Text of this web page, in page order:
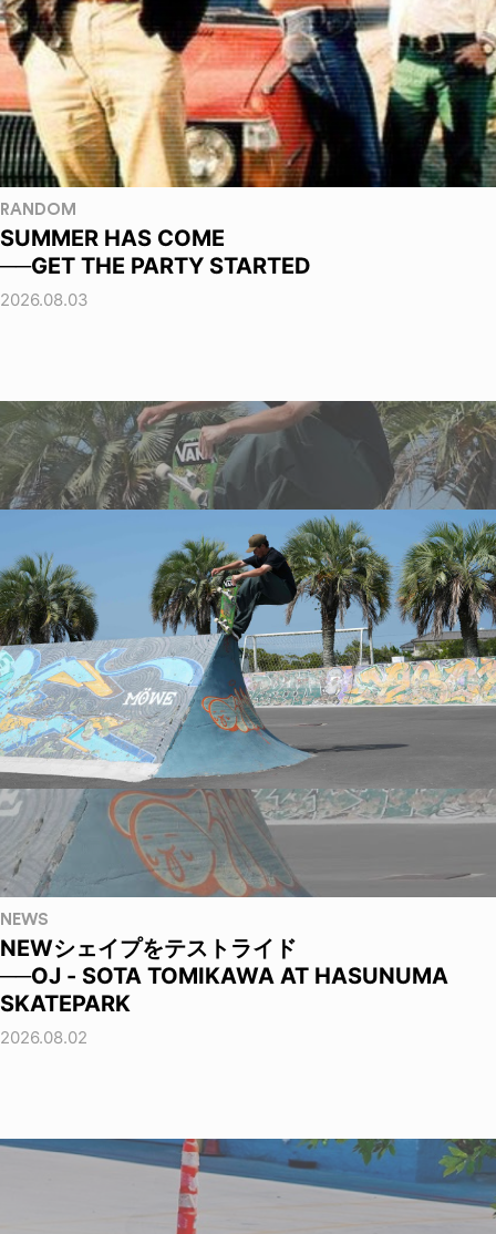
RANDOM
SUMMER HAS COME
──GET THE PARTY STARTED
2026.08.03
NEWS
NEWシェイプをテストライド
──OJ - SOTA TOMIKAWA AT HASUNUMA
SKATEPARK
2026.08.02